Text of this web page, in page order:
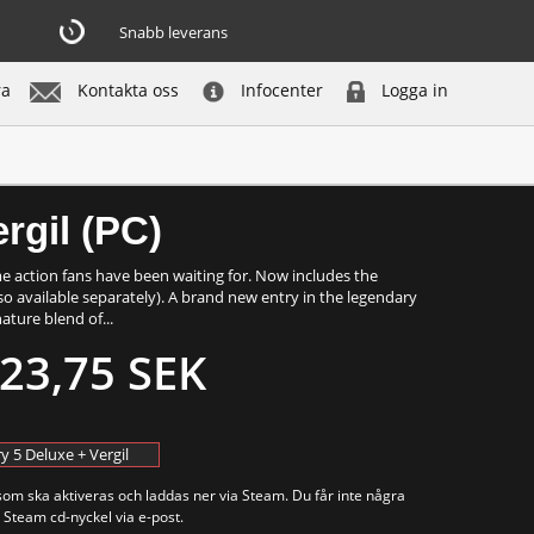
Snabb leverans
Kontakta oss Infocenter Logga in
(PC)
action fans have been waiting for. Now includes the
available separately). A brand new entry in the legendary
blend of...
SEK
5 Deluxe + Vergil
ska aktiveras och laddas ner via Steam. Du får inte några
cd-nyckel via e-post.
Köp nu